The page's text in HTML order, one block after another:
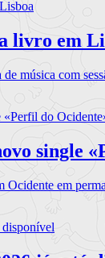
livro em
música com
single
em